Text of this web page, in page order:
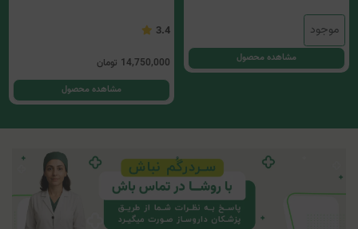
موجود
مشاهده محصول
3.4
14,750,000 تومان
مشاهده محصول